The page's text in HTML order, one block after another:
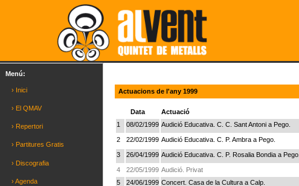
Menú:
› Inici
› El QMAV
› Repertori
› Partitures Gratis
› Discografia
› Agenda
Actuacions de l'any 1999
Data Actuació
1
08/02/1999 Audició Educativa. C. C. Sant Antoni a Pego.
2 22/02/1999 Audició Educativa. C. P. Ambra a Pego.
3 26/04/1999 Audició Educativa. C. P. Rosalia Bondia a Pego.
4 22/05/1999 Audició. Privat
5
24/06/1999 Concert. Casa de la Cultura a Calp.